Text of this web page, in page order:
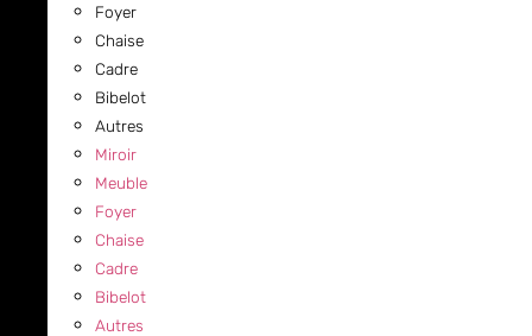
Foyer
Chaise
Cadre
Bibelot
Autres
Miroir
Meuble
Foyer
Chaise
Cadre
Bibelot
Autres